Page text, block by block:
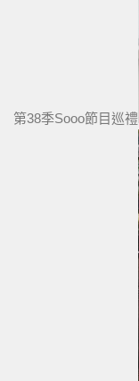
第38季Sooo節目巡禮